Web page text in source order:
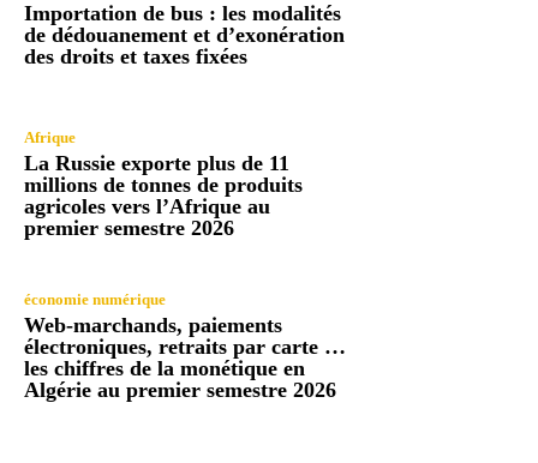
Importation de bus : les modalités
de dédouanement et d’exonération
des droits et taxes fixées
Afrique
La Russie exporte plus de 11
millions de tonnes de produits
agricoles vers l’Afrique au
premier semestre 2026
économie numérique
Web-marchands, paiements
électroniques, retraits par carte …
les chiffres de la monétique en
Algérie au premier semestre 2026